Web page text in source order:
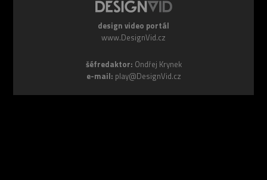
design video portál
www.DesignVid.cz
šéfredaktor: Ondřej Krynek
e-mail: play@DesignVid.cz